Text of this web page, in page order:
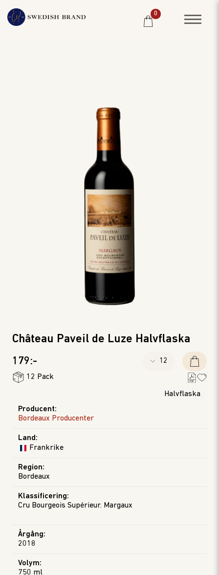
0
Château Paveil de Luze Halvflaska
179:-
12 Pack
Halvflaska
Producent:
Bordeaux Producenter
Land :
Frankrike
Region:
Bordeaux
Klassificering:
Cru Bourgeois Supérieur. Margaux
Årgång:
2018
Volym:
750 ml